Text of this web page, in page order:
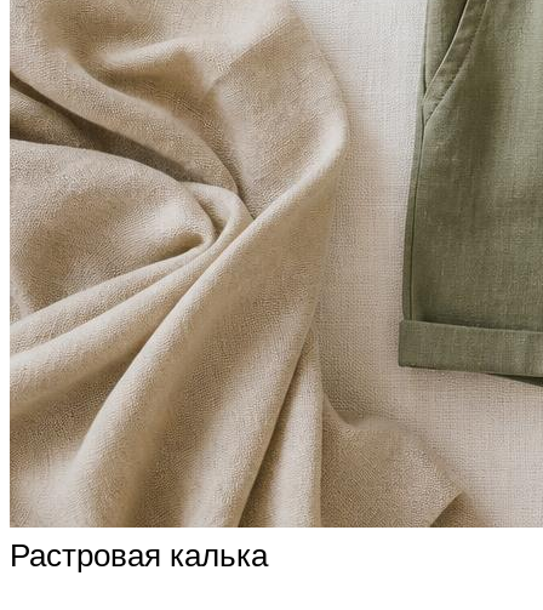
Растровая калька